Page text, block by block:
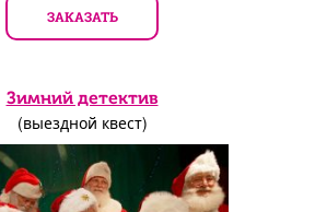
ЗАКАЗАТЬ
Зимний детектив
(выездной квест)